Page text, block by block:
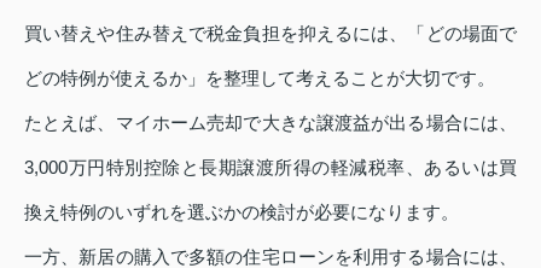
買い替えや住み替えで税金負担を抑えるには、「どの場面で
どの特例が使えるか」を整理して考えることが大切です。
たとえば、マイホーム売却で大きな譲渡益が出る場合には、
3,000万円特別控除と長期譲渡所得の軽減税率、あるいは買
換え特例のいずれを選ぶかの検討が必要になります。
一方、新居の購入で多額の住宅ローンを利用する場合には、